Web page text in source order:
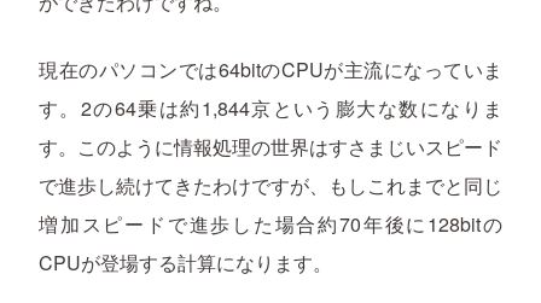
現在のパソコンでは64bitのCPUが主流になっていま
す。2の64乗は約1,844京という膨大な数になりま
す。このように情報処理の世界はすさまじいスピード
で進歩し続けてきたわけですが、もしこれまでと同じ
増加スピードで進歩した場合約70年後に128bitの
CPUが登場する計算になります。